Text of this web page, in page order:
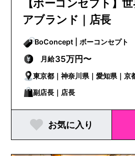
【ボーコンセプト】
アブランド｜店長
BoConcept | ボーコンセプト
月給35万円〜
東京都｜神奈川県｜愛知県｜京
県
副店長｜店長
お気に入り